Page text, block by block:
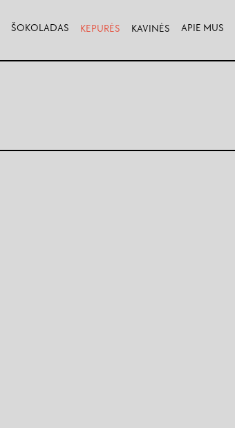
ŠOKOLADAS KEPURĖS KAVINĖS APIE MUS